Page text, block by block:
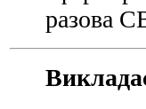
разова